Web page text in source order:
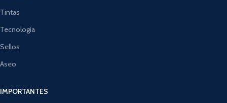
Tintas
Tecnología
Sellos
Aseo
IMPORTANTES